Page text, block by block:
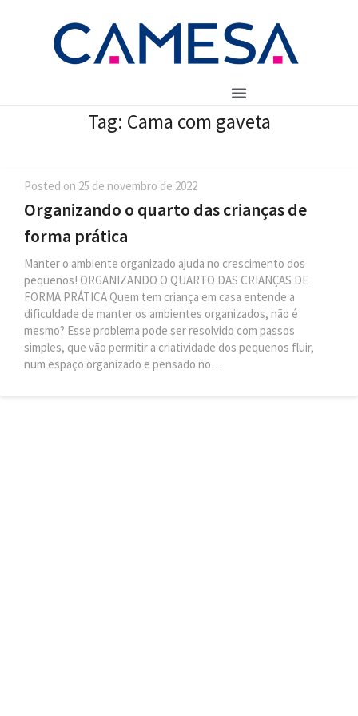
Tag: Cama com gaveta
Posted on 25 de novembro de 2022
Organizando o quarto das crianças de
forma prática
Manter o ambiente organizado ajuda no crescimento dos
pequenos! ORGANIZANDO O QUARTO DAS CRIANÇAS DE
FORMA PRÁTICA Quem tem criança em casa entende a
dificuldade de manter os ambientes organizados, não é
mesmo? Esse problema pode ser resolvido com passos
simples, que vão permitir a criatividade dos pequenos fluir,
num espaço organizado e pensado no…